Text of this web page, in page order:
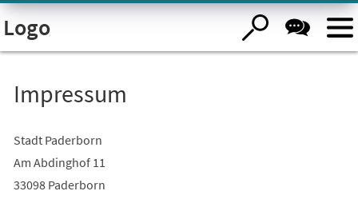
Visuelle
Assistenzsoftware
öffnen.
Logo
Impressum
Stadt Paderborn
Am Abdinghof 11
33098 Paderborn